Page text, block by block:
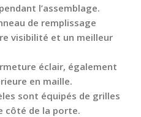
l’assemblage.
de remplissage
visibilité et un meilleur
éclair, également
en maille.
sont équipés de grilles
côté de la porte.